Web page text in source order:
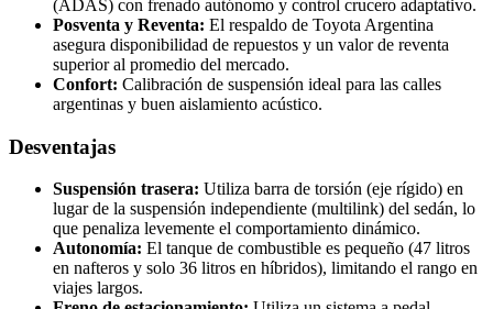
(ADAS) con frenado autónomo y control crucero adaptativo.
Posventa y Reventa: El respaldo de Toyota Argentina
asegura disponibilidad de repuestos y un valor de reventa
superior al promedio del mercado.
Confort: Calibración de suspensión ideal para las calles
argentinas y buen aislamiento acústico.
Desventajas
Suspensión trasera: Utiliza barra de torsión (eje rígido) en
lugar de la suspensión independiente (multilink) del sedán, lo
que penaliza levemente el comportamiento dinámico.
Autonomía: El tanque de combustible es pequeño (47 litros
en nafteros y solo 36 litros en híbridos), limitando el rango en
viajes largos.